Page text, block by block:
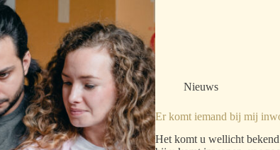
Nieuws
Er komt iemand bij mij
Het komt u wellicht